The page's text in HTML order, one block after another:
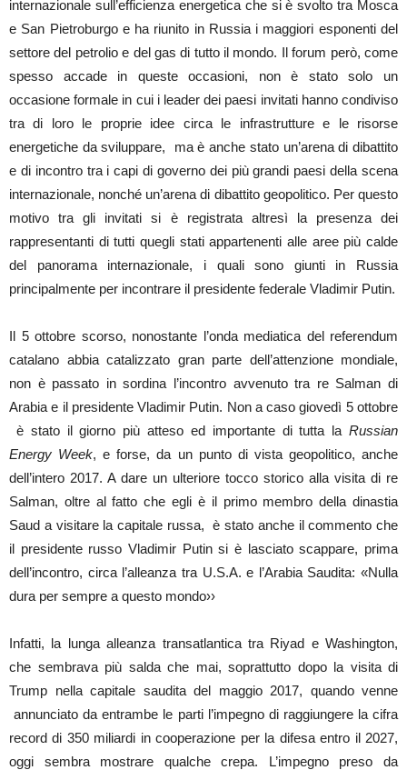
internazionale sull’efficienza energetica che si è svolto tra Mosca
e San Pietroburgo e ha riunito in Russia i maggiori esponenti del
settore del petrolio e del gas di tutto il mondo. Il forum però, come
spesso accade in queste occasioni, non è stato solo un
occasione formale in cui i leader dei paesi invitati hanno condiviso
tra di loro le proprie idee circa le infrastrutture e le risorse
energetiche da sviluppare, ma è anche stato un’arena di dibattito
e di incontro tra i capi di governo dei più grandi paesi della scena
internazionale, nonché un’arena di dibattito geopolitico. Per questo
motivo tra gli invitati si è registrata altresì la presenza dei
rappresentanti di tutti quegli stati appartenenti alle aree più calde
del panorama internazionale, i quali sono giunti in Russia
principalmente per incontrare il presidente federale Vladimir Putin.
Il 5 ottobre scorso, nonostante l’onda mediatica del referendum
catalano abbia catalizzato gran parte dell’attenzione mondiale,
non è passato in sordina l’incontro avvenuto tra re Salman di
Arabia e il presidente Vladimir Putin. Non a caso giovedì 5 ottobre
è stato il giorno più atteso ed importante di tutta la Russian
Energy Week, e forse, da un punto di vista geopolitico, anche
dell’intero 2017. A dare un ulteriore tocco storico alla visita di re
Salman, oltre al fatto che egli è il primo membro della dinastia
Saud a visitare la capitale russa, è stato anche il commento che
il presidente russo Vladimir Putin si è lasciato scappare, prima
dell’incontro, circa l’alleanza tra U.S.A. e l’Arabia Saudita: «Nulla
dura per sempre a questo mondo››
Infatti, la lunga alleanza transatlantica tra Riyad e Washington,
che sembrava più salda che mai, soprattutto dopo la visita di
Trump nella capitale saudita del maggio 2017, quando venne
annunciato da entrambe le parti l’impegno di raggiungere la cifra
record di 350 miliardi in cooperazione per la difesa entro il 2027,
oggi sembra mostrare qualche crepa. L’impegno preso da